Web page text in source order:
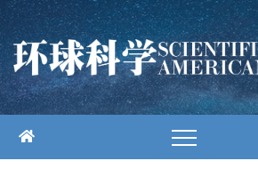
跳
至
内
容